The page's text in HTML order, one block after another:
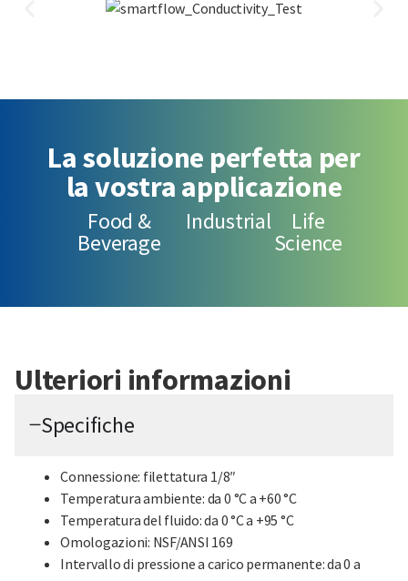
La soluzione perfetta per
la vostra applicazione
Food &
Beverage
Industrial Life
Science
Ulteriori informazioni
Specifiche
Connessione: filettatura 1/8″
Temperatura ambiente: da 0 °C a +60 °C
Temperatura del fluido: da 0 °C a +95 °C
Omologazioni: NSF/ANSI 169
Intervallo di pressione a carico permanente: da 0 a